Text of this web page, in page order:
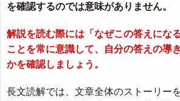
を確認するのでは意味がありません。
解説を読む際には「なぜこの答えにな
ことを常に意識して、自分の答えの導
かを確認しましょう。
長文読解では、文章全体のストーリー